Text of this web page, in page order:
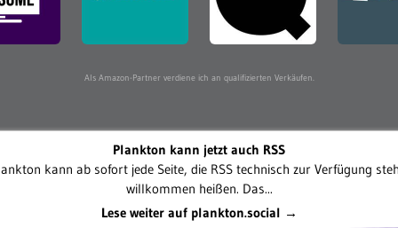
Als Amazon-Partner verdiene ich an qualifizierten Verkäufen.
Plankton kann jetzt auch RSS
kann ab sofort jede Seite, die RSS technisch zur Verfügung
willkommen heißen. Das...
Lese weiter auf plankton.social →